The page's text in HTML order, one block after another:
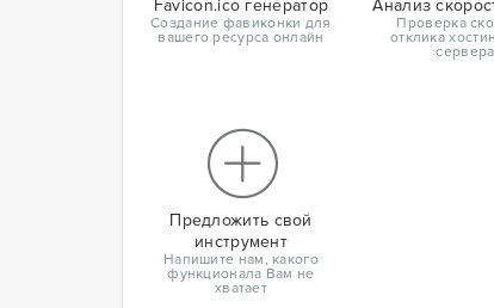
Favicon.ico генератор
Создание фавиконки для
вашего ресурса онлайн
Анализ
Проверка
отклика
сервера
Предложить свой
инструмент
Напишите нам, какого
функционала Вам не
хватает